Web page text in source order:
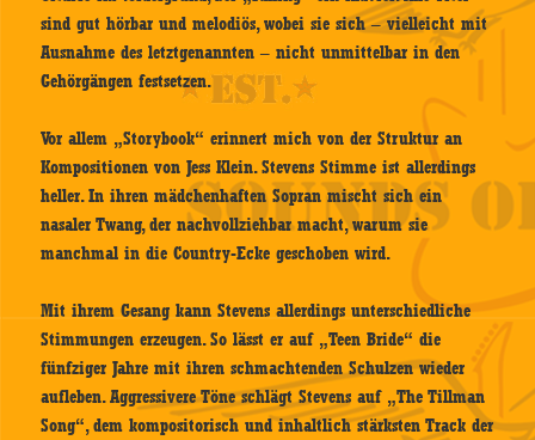
sind gut hörbar und melodiös, wobei sie sich – vielleicht mit
Ausnahme des letztgenannten – nicht unmittelbar in den
Gehörgängen festsetzen.
Vor allem „Storybook“ erinnert mich von der Struktur an
Kompositionen von Jess Klein. Stevens Stimme ist allerdings
heller. In ihren mädchenhaften Sopran mischt sich ein
nasaler Twang, der nachvollziehbar macht, warum sie
manchmal in die Country-Ecke geschoben wird.
Mit ihrem Gesang kann Stevens allerdings unterschiedliche
Stimmungen erzeugen. So lässt er auf „Teen Bride“ die
fünfziger Jahre mit ihren schmachtenden Schulzen wieder
aufleben. Aggressivere Töne schlägt Stevens auf „The Tillman
Song“, dem kompositorisch und inhaltlich stärksten Track der